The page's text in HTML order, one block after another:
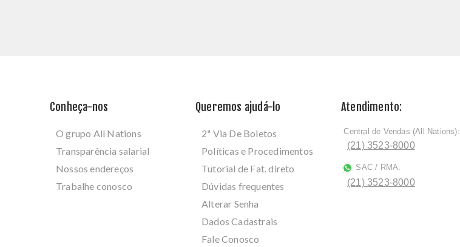
Conheça-nos
O grupo All Nations
Transparência salarial
Nossos endereços
Trabalhe conosco
Queremos ajudá-lo
2ª Via De Boletos
Políticas e Procedimentos
Tutorial de Fat. direto
Dúvidas frequentes
Alterar Senha
Dados Cadastrais
Fale Conosco
Atendimento:
ﾠCentral de Vendas (All Nations):
(21) 3523-8000
SAC / RMA:
(21) 3523-8000